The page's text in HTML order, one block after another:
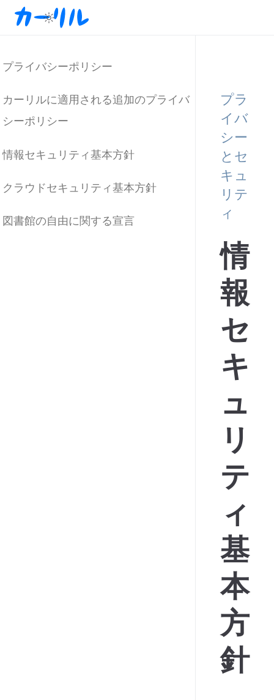
プライバシーポリシー
カーリルに適用される追加のプライバ
シーポリシー
情報セキュリティ基本方針
クラウドセキュリティ基本方針
図書館の自由に関する宣言
プラ
イバ
シー
とセ
キュ
リテ
ィ
情
報
セ
キ
ュ
リ
テ
ィ
基
本
方
針